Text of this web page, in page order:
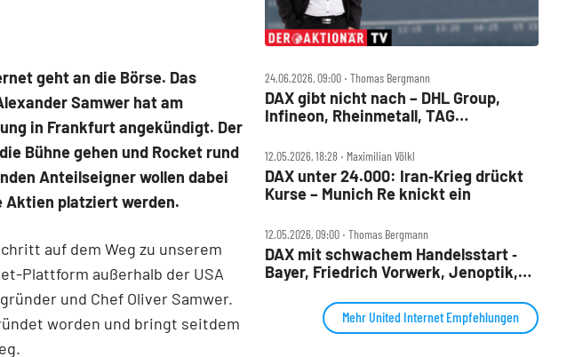
geht an die Börse. Das
Samwer hat am
in Frankfurt angekündigt. Der
Bühne gehen und Rocket rund
Anteilseigner wollen dabei
Aktien platziert werden.
auf dem Weg zu unserem
Plattform außerhalb der USA
und Chef Oliver Samwer.
worden und bringt seitdem
24.06.2026, 09:00 ‧ Thomas Bergmann
DAX gibt nicht nach – DHL Group,
Infineon, Rheinmetall, TAG
im Check
12.05.2026, 18:28 ‧ Maximilian Völkl
DAX unter 24.000: Iran‑Krieg drückt
Kurse – Munich Re knickt ein
12.05.2026, 09:00 ‧ Thomas Bergmann
DAX mit schwachem Handelsstart ‑
Bayer, Friedrich Vorwerk, Jenoptik,
Energy, TAG Immobilien und United
Internet im CheckMehr United Internet Empfehlungen